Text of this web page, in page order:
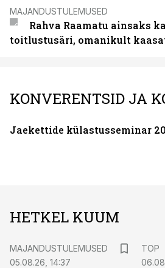
MAJANDUSTULEMUSED
Rahva Raamatu ainsaks
toitlustusäri, omanikult
KONVERENTSID JA
Jaekettide külastusseminar
HETKEL KUUM
MAJANDUSTULEMUSED
05.08.26, 14:37
TOP